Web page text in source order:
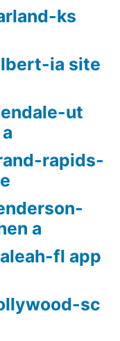
ks
ia site
ut
rapids-
a
fl app
sc